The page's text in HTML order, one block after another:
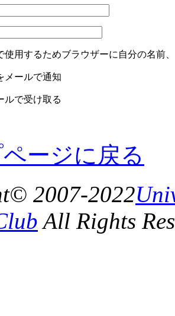
使用するためブラウザーに自分の名前
メールで通知
ルで受け取る
ージに戻る
2007-2022
All Rights